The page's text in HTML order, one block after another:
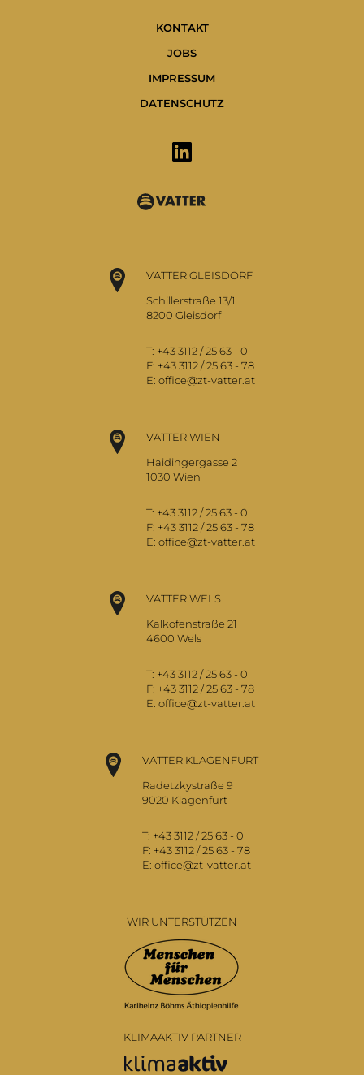
KONTAKT
JOBS
IMPRESSUM
DATENSCHUTZ
VATTER GLEISDORF
Schillerstraße 13/1
8200 Gleisdorf
T: +43 3112 / 25 63 - 0
F: +43 3112 / 25 63 - 78
E: office@zt-vatter.at
VATTER WIEN
Haidingergasse 2
1030 Wien
T: +43 3112 / 25 63 - 0
F: +43 3112 / 25 63 - 78
E: office@zt-vatter.at
VATTER WELS
Kalkofenstraße 21
4600 Wels
T: +43 3112 / 25 63 - 0
F: +43 3112 / 25 63 - 78
E: office@zt-vatter.at
VATTER KLAGENFURT
Radetzkystraße 9
9020 Klagenfurt
T: +43 3112 / 25 63 - 0
F: +43 3112 / 25 63 - 78
E: office@zt-vatter.at
WIR UNTERSTÜTZEN
KLIMAAKTIV PARTNER